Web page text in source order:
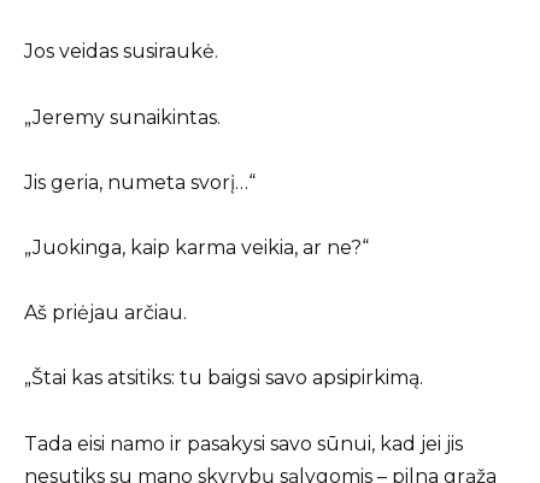
Jos veidas susiraukė.
„Jeremy sunaikintas.
Jis geria, numeta svorį…“
„Juokinga, kaip karma veikia, ar ne?“
Aš priėjau arčiau.
„Štai kas atsitiks: tu baigsi savo apsipirkimą.
Tada eisi namo ir pasakysi savo sūnui, kad jei jis
nesutiks su mano skyrybų sąlygomis – pilna grąža